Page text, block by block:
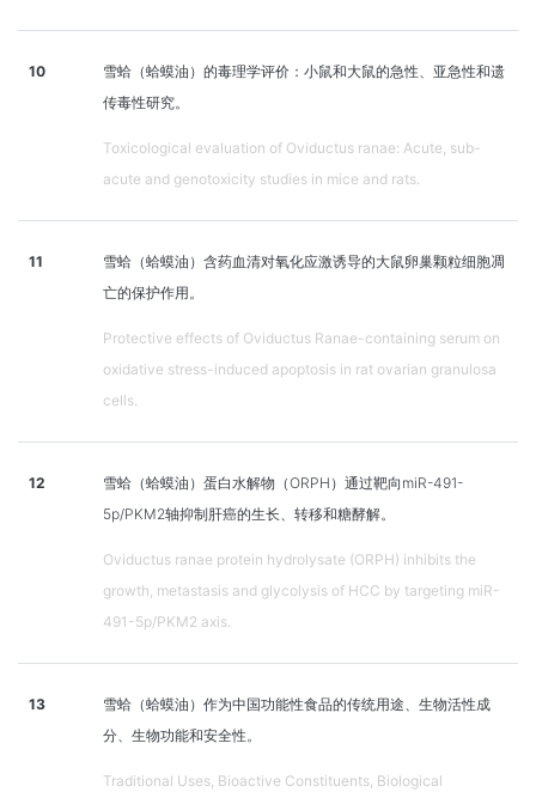
10
雪蛤（蛤蟆油）的毒理学评价：小鼠和大鼠的急性、亚急性和遗
传毒性研究。
Toxicological evaluation of Oviductus ranae: Acute, sub-
acute and genotoxicity studies in mice and rats.
11
雪蛤（蛤蟆油）含药血清对氧化应激诱导的大鼠卵巢颗粒细胞凋
亡的保护作用。
Protective effects of Oviductus Ranae-containing serum on
oxidative stress-induced apoptosis in rat ovarian granulosa
cells.
12
雪蛤（蛤蟆油）蛋白水解物（ORPH）通过靶向miR-491-
5p/PKM2轴抑制肝癌的生长、转移和糖酵解。
Oviductus ranae protein hydrolysate (ORPH) inhibits the
growth, metastasis and glycolysis of HCC by targeting miR-
491-5p/PKM2 axis.
13
雪蛤（蛤蟆油）作为中国功能性食品的传统用途、生物活性成
分、生物功能和安全性。
Traditional Uses, Bioactive Constituents, Biological